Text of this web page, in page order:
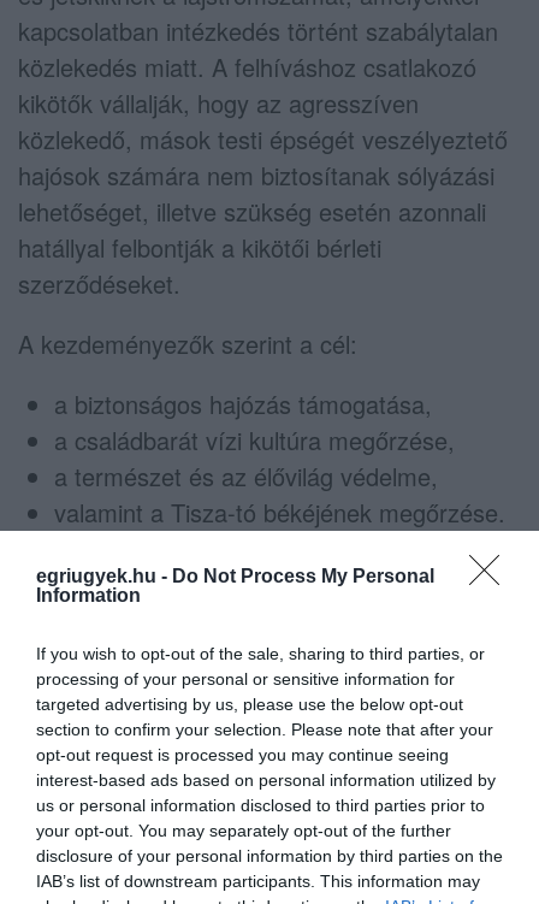
egriugyek.hu - Do Not Process My Personal
Information
If you wish to opt-out of the sale, sharing to third parties, or
processing of your personal or sensitive information for
targeted advertising by us, please use the below opt-out
section to confirm your selection. Please note that after your
opt-out request is processed you may continue seeing
interest-based ads based on personal information utilized by
us or personal information disclosed to third parties prior to
your opt-out. You may separately opt-out of the further
disclosure of your personal information by third parties on the
IAB’s list of downstream participants. This information may
kapcsolatban intézkedés történt szabálytalan
közlekedés miatt. A felhíváshoz csatlakozó
kikötők vállalják, hogy az agresszíven
közlekedő, mások testi épségét veszélyeztető
hajósok számára nem biztosítanak sólyázási
lehetőséget, illetve szükség esetén azonnali
hatállyal felbontják a kikötői bérleti
szerződéseket.
A kezdeményezők szerint a cél:
a biztonságos hajózás támogatása,
a családbarát vízi kultúra megőrzése,
a természet és az élővilág védelme,
valamint a Tisza-tó békéjének megőrzése.
A felhívásban arra is kérik a tó környékén
tartózkodókat, hogy amennyiben emberi életet
veszélyeztető agresszív viselkedést vagy
szabálytalanságot tapasztalnak, készítsenek
felvételt úgy, hogy azonosítható legyen a
vízijármű lajstromszáma vagy egyedi
jellemzője, majd küldjék el a vízirendészet e-
mail-címére.
„A Tisza-tó nem versenypálya. A Tisza-tó